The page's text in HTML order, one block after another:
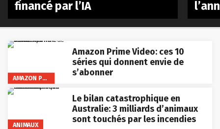
AMAZON PRIME VIDEO
Amazon Prime Video: ces 10
séries qui donnent envie de
s’abonner
ANIMAUX
Le bilan catastrophique en
Australie: 3 milliards d’animaux
sont touchés par les incendies
financé par l’IA